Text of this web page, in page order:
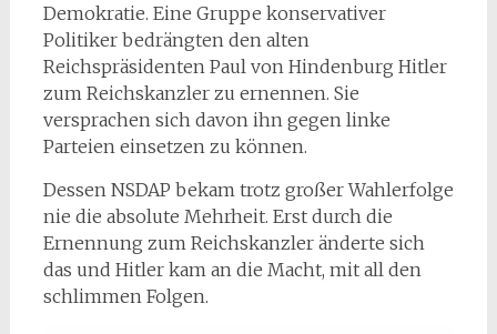
Demokratie. Eine Gruppe konservativer
Politiker bedrängten den alten
Reichspräsidenten Paul von Hindenburg Hitler
zum Reichskanzler zu ernennen. Sie
versprachen sich davon ihn gegen linke
Parteien einsetzen zu können.
Dessen NSDAP bekam trotz großer Wahlerfolge
nie die absolute Mehrheit. Erst durch die
Ernennung zum Reichskanzler änderte sich
das und Hitler kam an die Macht, mit all den
schlimmen Folgen.